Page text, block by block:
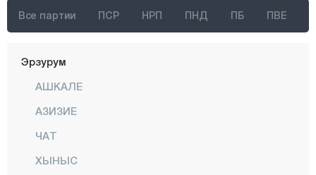
Все партии ПСР НРП ПНД ПБ ПВЕ
Эрзинджан
Эрзурум
АШКАЛЕ
АЗИЗИЕ
ЧАТ
ХЫНЫС